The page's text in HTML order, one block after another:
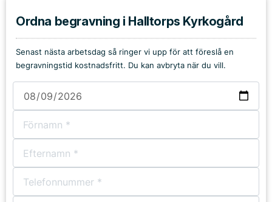
Ordna begravning i Halltorps Kyrkogård
Senast nästa arbetsdag så ringer vi upp för att föreslå en
begravningstid kostnadsfritt. Du kan avbryta när du vill.